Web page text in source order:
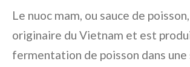
Le nuoc mam, ou sauce de
originaire du Vietnam et est
fermentation de poisson dans une